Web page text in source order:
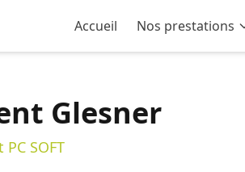
Accueil Nos prestations
Glesner
SOFT